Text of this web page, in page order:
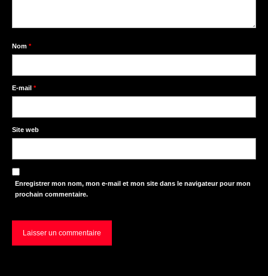
Nom *
E-mail *
Site web
Enregistrer mon nom, mon e-mail et mon site dans le navigateur pour mon
prochain commentaire.